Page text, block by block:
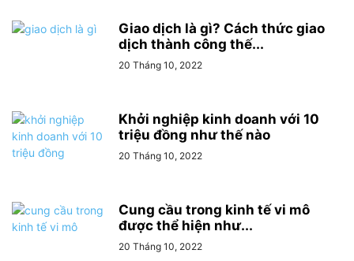
Giao dịch là gì? Cách thức giao
dịch thành công thế...
20 Tháng 10, 2022
Khởi nghiệp kinh doanh với 10
triệu đồng như thế nào
20 Tháng 10, 2022
Cung cầu trong kinh tế vi mô
được thể hiện như...
20 Tháng 10, 2022